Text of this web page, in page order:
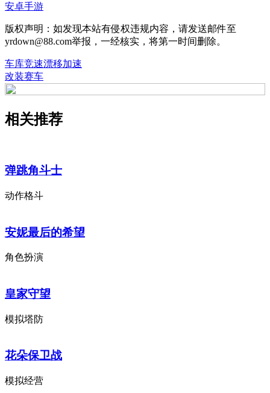
安卓手游
版权声明：如发现本站有侵权违规内容，请发送邮件至
yrdown@88.com举报，一经核实，将第一时间删除。
车库竞速漂移加速
改装赛车
相关推荐
弹跳角斗士
动作格斗
安妮最后的希望
角色扮演
皇家守望
模拟塔防
花朵保卫战
模拟经营